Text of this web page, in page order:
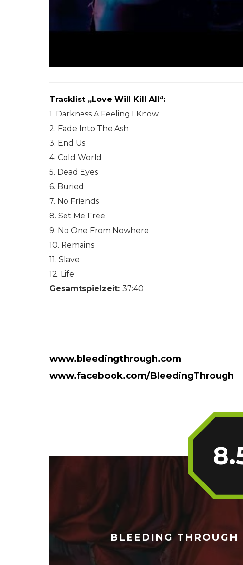
Tracklist „Love Will Kill All“:
1. Darkness A Feeling I Know
2. Fade Into The Ash
3. End Us
4. Cold World
5. Dead Eyes
6. Buried
7. No Friends
8. Set Me Free
9. No One From Nowhere
10. Remains
11. Slave
12. Life
Gesamtspielzeit: 37:40
www.bleedingthrough.com
www.facebook.com/BleedingThrough
BLEEDING